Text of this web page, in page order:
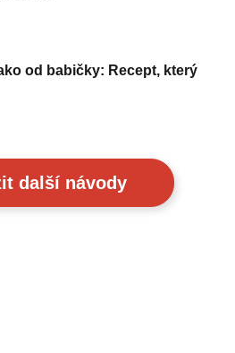
od babičky: Recept, který
další návody